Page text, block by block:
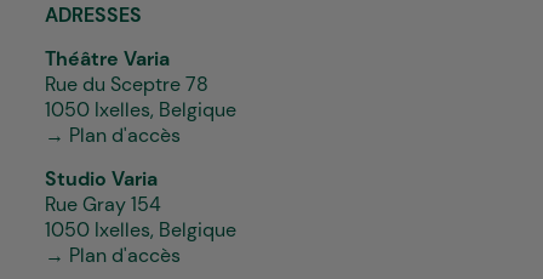
ADRESSES
Théâtre Varia
Rue du Sceptre 78
1050 Ixelles, Belgique
→ Plan d'accès
Studio Varia
Rue Gray 154
1050 Ixelles, Belgique
→ Plan d'accès